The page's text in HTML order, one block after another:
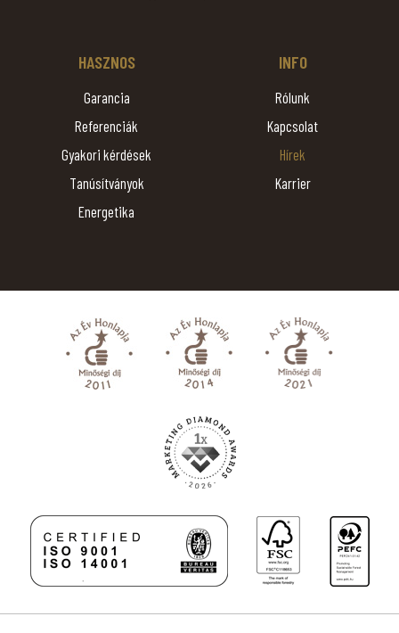
HASZNOS
Garancia
Referenciák
Gyakori kérdések
Tanúsítványok
Energetika
INFO
Rólunk
Kapcsolat
Hírek
Karrier